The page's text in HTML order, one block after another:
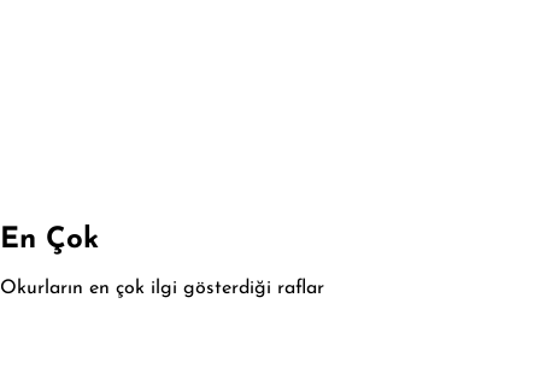
En Çok
Okurların en çok ilgi gösterdiği raflar